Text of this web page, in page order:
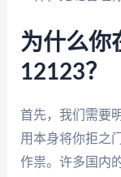
为什么你
12123？
首先，我们需要
用本身将你拒之
作祟。许多国内